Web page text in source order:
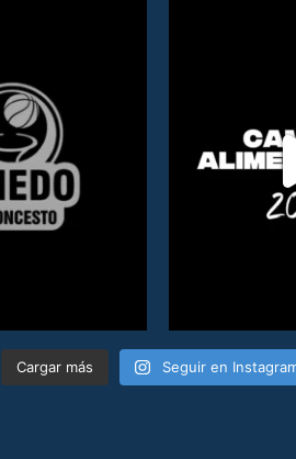
Cargar más Seguir en